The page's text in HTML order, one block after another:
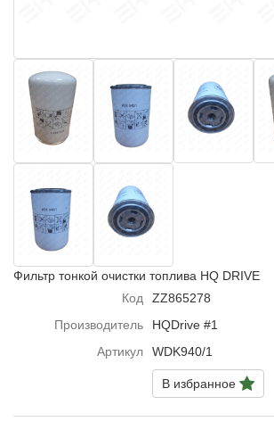
Фильтр тонкой очистки топлива HQ DRIVE
Код
ZZ865278
Производитель
HQDrive #1
Артикул
WDK940/1
В избранное